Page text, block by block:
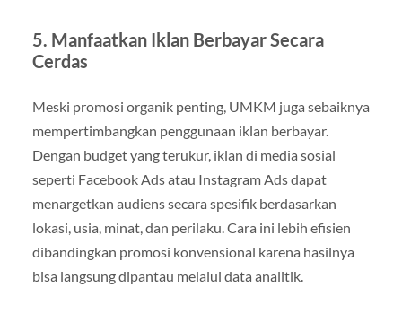
5. Manfaatkan Iklan Berbayar Secara
Cerdas
Meski promosi organik penting, UMKM juga sebaiknya
mempertimbangkan penggunaan iklan berbayar.
Dengan budget yang terukur, iklan di media sosial
seperti Facebook Ads atau Instagram Ads dapat
menargetkan audiens secara spesifik berdasarkan
lokasi, usia, minat, dan perilaku. Cara ini lebih efisien
dibandingkan promosi konvensional karena hasilnya
bisa langsung dipantau melalui data analitik.